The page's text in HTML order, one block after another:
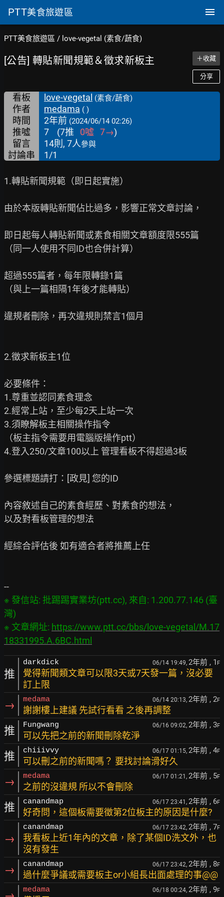
PTT美食旅遊區
PTT美食旅遊區 / love-vegetal (素食/蔬食)
[公告] 轉貼新聞規範＆徵求新板主 ＋收藏
分享
看板 love-vegetal (素食/蔬食)
作者 medama ( )
時間 2年前 (2024/06/14 02:26)
推噓 7 (7推 0噓 7→)
留言
14則, 7人參與
討論串 1/1
1.轉貼新聞規範（即日起實施）
由於本版轉貼新聞佔比過多，影響正常文章討論，
即日起每人轉貼新聞或素食相關文章額度限555篇
（同一人使用不同ID也合併計算）
超過555篇者，每年限轉錄1篇
（與上一篇相隔1年後才能轉貼）
違規者刪除，再次違規則禁言1個月
2.徵求新板主1位
必要條件：
1.尊重並認同素食理念
2.經常上站，至少每2天上站一次
3.須瞭解板主相關操作指令
（板主指令需要用電腦版操作ptt）
4.登入250/文章100以上 管理看板不得超過3板
參選標題請打：[政見] 您的ID
內容敘述自己的素食經歷、對素食的想法，
以及對看板管理的想法
經綜合評估後 如有適合者將推薦上任
※ 發信站: 批踢踢實業坊(ptt.cc), 來自: 1.200.77.146 (臺
灣)
※ 文章網址: https://www.ptt.cc/bbs/love-vegetal/M.17
18331995.A.6BC.html
推
darkdick 06/14 19:49, 2年前 , 1 F
覺得新聞類文章可以限3天或7天發一篇，沒必要
訂上限
→ medama 06/14 20:13, 2年前 , 2F
謝謝樓上建議 先試行看看 之後再調整
推 Fungwang 06/16 09:02, 2年前 , 3F
可以先把之前的新聞刪除乾淨
推 chiiivvy 06/17 01:15, 2年前 , 4F
可以刪之前的新聞嗎？ 要找討論滑好久
→ medama 06/17 01:21, 2年前 , 5F
之前的沒違規 所以不會刪除
推 canandmap 06/17 23:41, 2年前 , 6F
好奇問，這個板需要徵第2位板主的原因是什麼?
→
canandmap 06/17 23:42, 2年前 , 7F
我看板上近1年內的文章，除了某個ID洗文外，也
沒有發生
→ canandmap 06/17 23:42, 2年前 , 8F
過什麼爭議或需要板主or小組長出面處理的事@@
medama 06/18 00:24, 2年前 , 9F